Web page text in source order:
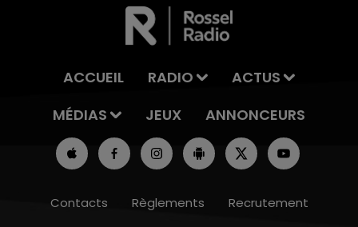
ACCUEIL RADIO
ACTUS
MÉDIAS
JEUX ANNONCEURS
Contacts Règlements Recrutement